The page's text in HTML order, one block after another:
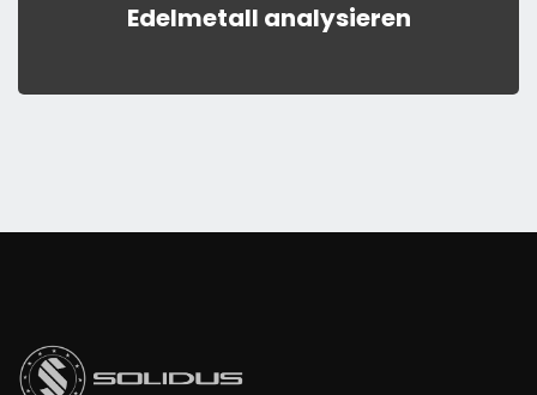
Edelmetall analysieren